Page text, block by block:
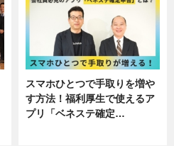
スマホひとつで手取りを増や
す方法！福利厚生で使えるア
プリ「ベネステ確定…